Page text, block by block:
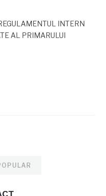
INTERN
AL PRIMARULUI